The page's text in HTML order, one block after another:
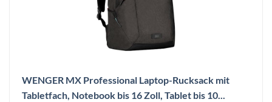
WENGER MX Professional Laptop-Rucksack mit
Tabletfach, Notebook bis 16 Zoll, Tablet bis 10...